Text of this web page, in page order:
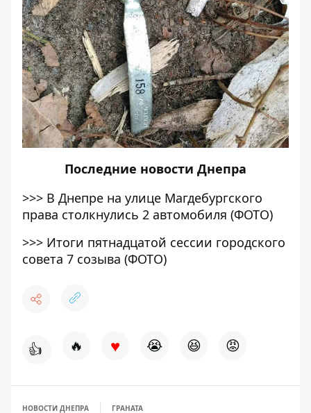
Последние новости Днепра
>>> В Днепре на улице Магдебургского
права столкнулись 2 автомобиля (ФОТО)
>>> Итоги пятнадцатой сессии городского
совета 7 созыва (ФОТО)
👍 🔥 ♥ 😭 😆 😡
НОВОСТИ ДНЕПРА ГРАНАТА